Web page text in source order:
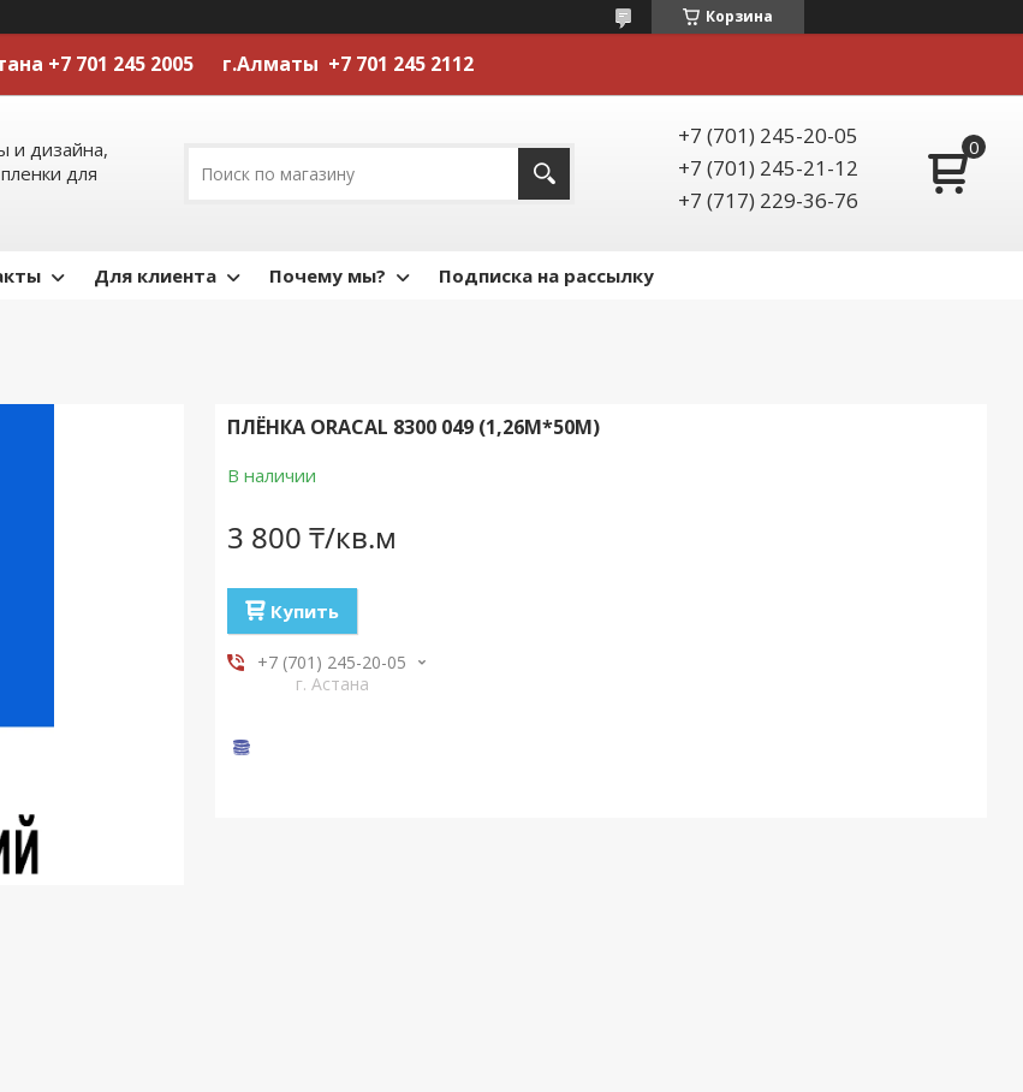
Корзина
+7 701 245 2005 г.Алматы +7 701 245 2112
и дизайна,
для
+7 (701) 245-20-05
+7 (701) 245-21-12
+7 (717) 229-36-76
Для клиента Почему мы? Подписка на рассылку
ПЛЁНКА ORACAL 8300 049 (1,26М*50М)
В наличии
3 800 ₸/кв.м
Купить
+7 (701) 245-20-05
г. Астана